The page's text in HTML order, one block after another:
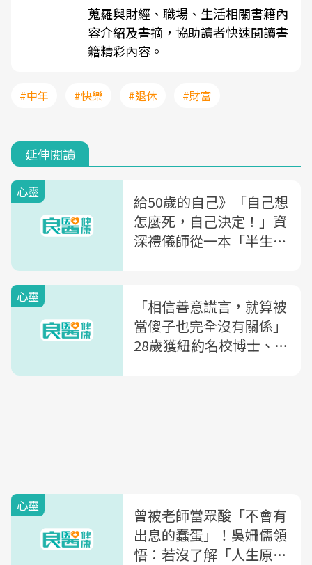
蒐羅與財經、職場、生活相關書籍內
容介紹及書摘，協助讀者快速閱讀書
籍精彩內容。
#中年 #快樂 #退休 #財富
延伸閱讀
心靈
給50歲的自己》「自己想
怎麼死，自己決定！」資
深禮儀師從一本「半生
心靈
「相信善意謊言，就算被
當傻子也完全沒有關係」
28歲獲紐約名校博士、成
心靈
曾被老師當眾酸「不會有
出息的蠢蛋」！吳姍儒領
悟：若沒了解「人生原